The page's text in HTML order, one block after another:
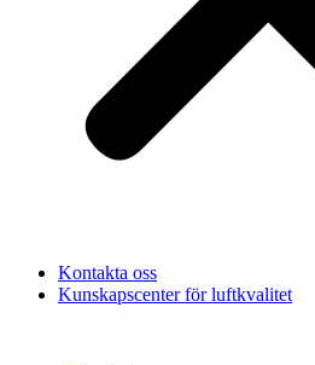
Kontakta oss
Kunskapscenter för luftkvalitet